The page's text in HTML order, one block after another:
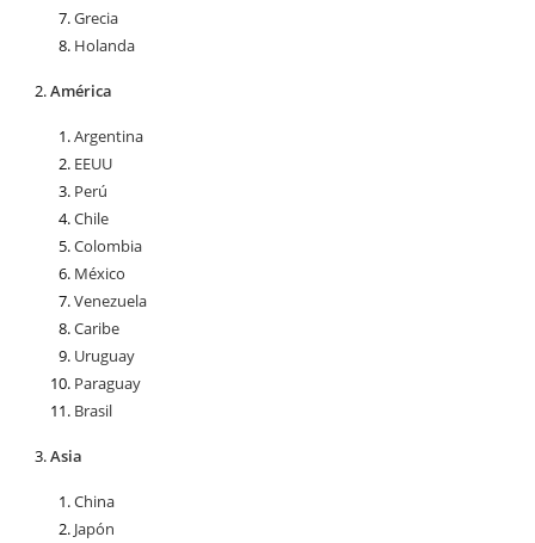
Grecia
Holanda
América
Argentina
EEUU
Perú
Chile
Colombia
México
Venezuela
Caribe
Uruguay
Paraguay
Brasil
Asia
China
Japón